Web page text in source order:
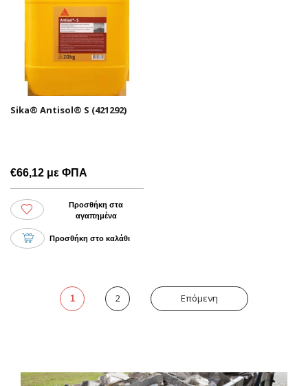
Sika® Antisol® S (421292)
€66,12 με ΦΠΑ
Προσθήκη στα
αγαπημένα
Προσθήκη στο καλάθι
1 2 Επόμενη